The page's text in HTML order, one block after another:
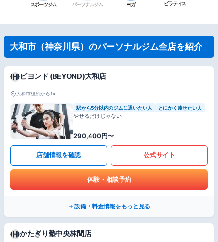
スポーツジム パーソナルジム ヨガ ピラティス
大和市（神奈川県）のパーソナルジム全店を紹介
ビヨンド (BEYOND)大和店
大和市役所から1m
駅から5分以内のジムに通いたい人 とにかく痩せたい人
やせるだけじゃない
290,400円〜
店舗情報を確認 公式サイト
体験・相談予約
設備・料金情報をもっと見る
かたぎり塾中央林間店